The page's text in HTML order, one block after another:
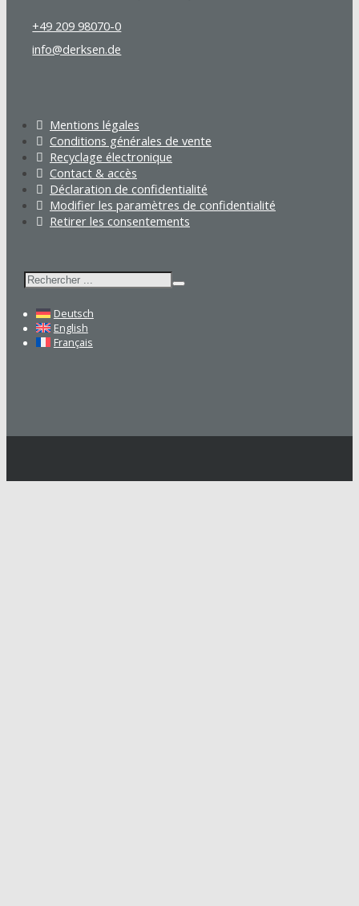
+49 209 98070-0
info@derksen.de
Mentions légales
Conditions générales de vente
Recyclage électronique
Contact & accès
Déclaration de confidentialité
Modifier les paramètres de confidentialité
Retirer les consentements
Rechercher
Deutsch
English
Français